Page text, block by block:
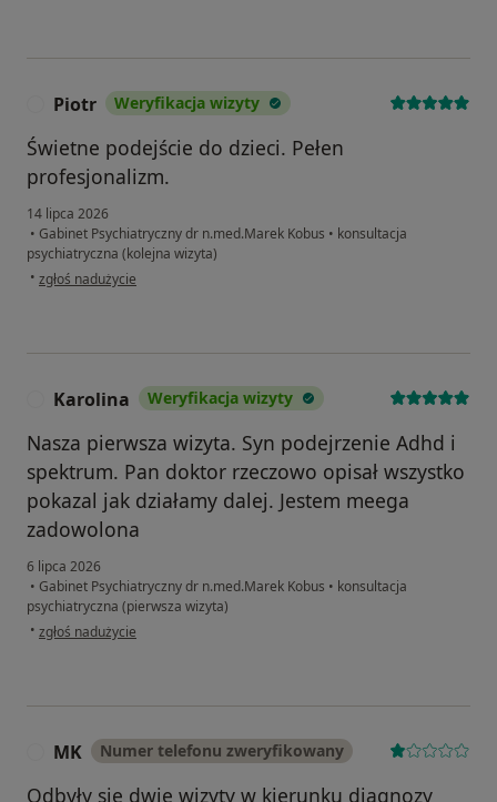
Piotr Weryfikacja wizyty
Świetne podejście do dzieci. Pełen
profesjonalizm.
14 lipca 2026
• Gabinet Psychiatryczny dr n.med.Marek Kobus • konsultacja
psychiatryczna (kolejna wizyta)
• w opinii użytkownika Piotr
zgłoś nadużycie
Karolina Weryfikacja wizyty
Nasza pierwsza wizyta. Syn podejrzenie Adhd i
spektrum. Pan doktor rzeczowo opisał wszystko
pokazal jak działamy dalej. Jestem meega
zadowolona
6 lipca 2026
• Gabinet Psychiatryczny dr n.med.Marek Kobus • konsultacja
psychiatryczna (pierwsza wizyta)
• w opinii użytkownika Karolina
zgłoś nadużycie
MK Numer telefonu zweryfikowany
Odbyły się dwie wizyty w kierunku diagnozy